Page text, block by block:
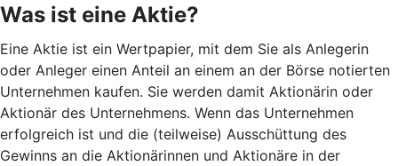
Was ist eine Aktie?
Eine Aktie ist ein Wertpapier, mit dem Sie als Anlegerin
oder Anleger einen Anteil an einem an der Börse notierten
Unternehmen kaufen. Sie werden damit Aktionärin oder
Aktionär des Unternehmens. Wenn das Unternehmen
erfolgreich ist und die (teilweise) Ausschüttung des
Gewinns an die Aktionärinnen und Aktionäre in der